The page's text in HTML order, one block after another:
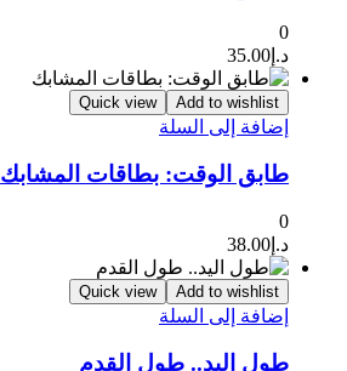
0
د.إ 35.00
Add to wishlist
Quick view
إضافة إلى السلة
طابق الوقت: بطاقات المشابك
0
د.إ 38.00
Add to wishlist
Quick view
إضافة إلى السلة
طول اليد.. طول القدم